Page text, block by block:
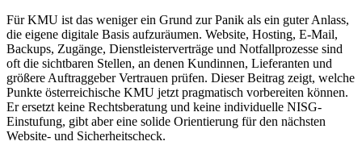
Für KMU ist das weniger ein Grund zur Panik als ein guter Anlass,
die eigene digitale Basis aufzuräumen. Website, Hosting, E-Mail,
Backups, Zugänge, Dienstleisterverträge und Notfallprozesse sind
oft die sichtbaren Stellen, an denen Kundinnen, Lieferanten und
größere Auftraggeber Vertrauen prüfen. Dieser Beitrag zeigt, welche
Punkte österreichische KMU jetzt pragmatisch vorbereiten können.
Er ersetzt keine Rechtsberatung und keine individuelle NISG-
Einstufung, gibt aber eine solide Orientierung für den nächsten
Website- und Sicherheitscheck.